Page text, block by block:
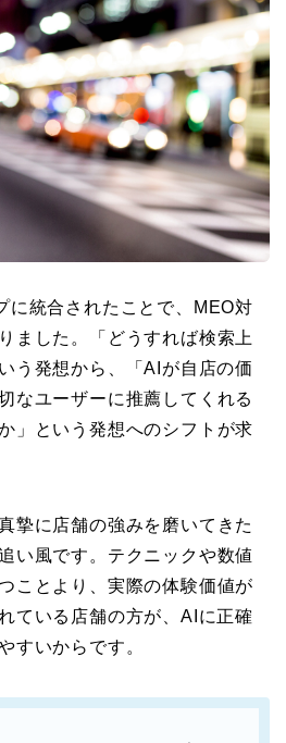
統合されたことで、MEO対
ました。「どうすれば検索上
う発想から、「AIが自店の価
なユーザーに推薦してくれる
」という発想へのシフトが求
摯に店舗の強みを磨いてきた
い風です。テクニックや数値
ことより、実際の体験価値が
ている店舗の方が、AIに正確
すいからです。